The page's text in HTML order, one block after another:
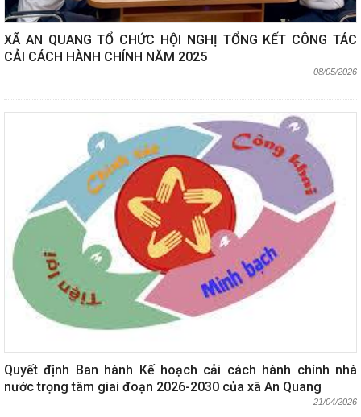
XÃ AN QUANG TỔ CHỨC HỘI NGHỊ TỔNG KẾT CÔNG TÁC
CẢI CÁCH HÀNH CHÍNH NĂM 2025
08/05/2026
Quyết định Ban hành Kế hoạch cải cách hành chính nhà
nước trọng tâm giai đoạn 2026-2030 của xã An Quang
21/04/2026